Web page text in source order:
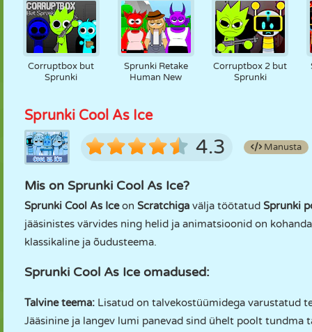
Corruptbox but
Sprunki
Sprunki Retake
Human New
Corruptbox 2 but
Sprunki
Sprunki Cool As Ice
4.3 Manusta
Mis on Sprunki Cool As Ice?
Sprunki Cool As Iceon Scratchiga välja töötatud Sprunki
jääsinistes värvides ning helid ja animatsioonid on
klassikaline ja õudusteema.
Sprunki Cool As Ice omadused:
Talvine teema: Lisatud on talvekostüümidega varustatud
Jääsinine ja langev lumi panevad sind ühelt poolt tundma